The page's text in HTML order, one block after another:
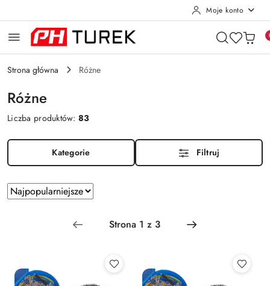
Moje konto
Strona główna Różne
Różne
Liczba produktów:83
Kategorie Filtruj
Zastosowano
sortowanie:
Najpopularniejsze.
Sortuj
według